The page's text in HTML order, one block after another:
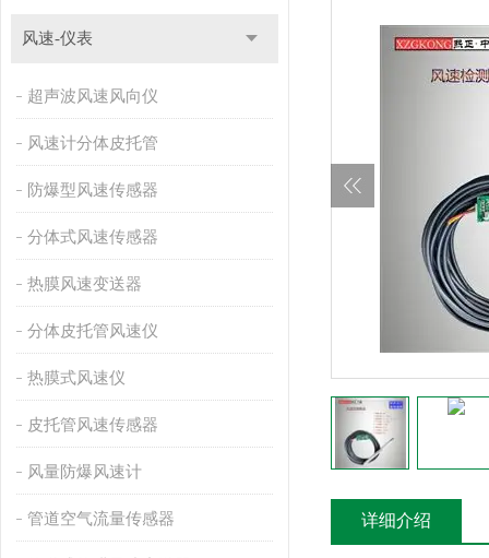
风速-仪表
超声波风速风向仪
风速计分体皮托管
防爆型风速传感器
分体式风速传感器
热膜风速变送器
分体皮托管风速仪
热膜式风速仪
皮托管风速传感器
风量防爆风速计
管道空气流量传感器 详细介绍